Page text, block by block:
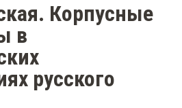
Корпусные
в
русского